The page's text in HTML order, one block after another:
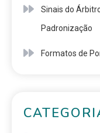
Sinais do
Padronização
Formatos de